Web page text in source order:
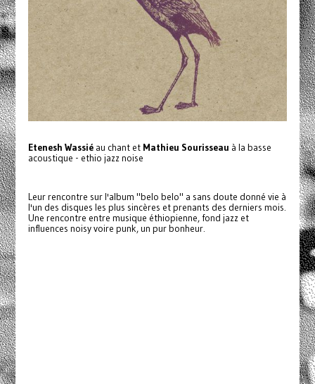
Etenesh Wassiéau chant et Mathieu Sourisseau à la basse
acoustique - ethio jazz noise
Leur rencontre sur l'album "belo belo" a sans doute donné vie à
l'un des disques les plus sincères et prenants des derniers mois.
Une rencontre entre musique éthiopienne, fond jazz et
influences noisy voire punk, un pur bonheur.